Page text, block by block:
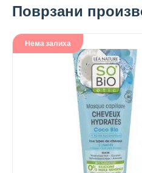
Поврзани
Нема залиха